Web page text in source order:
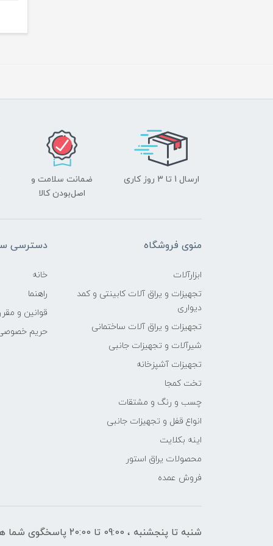
ارسال 1 تا 3 روز کاری
ضمانت سلامت و
اصل‌بودن کالا
منوی فروشگاه
ابزارآلات
تجهیزات و یراق آلات کابینتی و کمد
دیواری
تجهیزات و یراق آلات ساختمانی
شیرآلات و تجهیزات جانبی
تجهیزات آشپزخانه
تخت کمجا
چسب و رنگ و مشتقات
انواع قفل و تجهیزات جانبی
اینه بکلایت
محصولات یراق استور
فروش عمده
دسترسی
خانه
راهنما
قوانین و
حریم
شنبه تا پنجشنبه ، 09:00 تا 20:00 پاسخگوی شما هستیم